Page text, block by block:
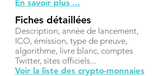
En savoir plus ...
Fiches détaillées
Description, année de lancement,
ICO, émission, type de preuve,
algorithme, livre blanc, comptes
Twitter, sites officiels...
Voir la liste des crypto-monnaies